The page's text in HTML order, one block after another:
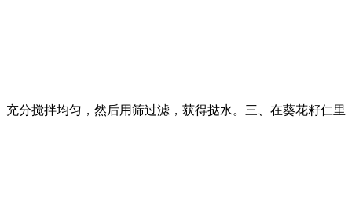
充分搅拌均匀，然后用筛过滤，获得挞水。三、在葵花籽仁里